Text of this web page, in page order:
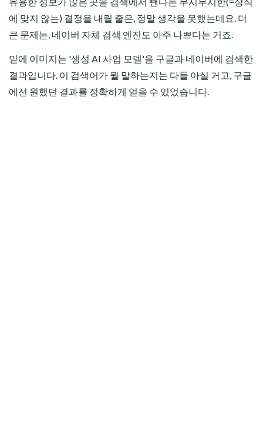
에 맞지 않는) 결정을 내릴 줄은, 정말 생각을 못했는데요. 더
큰 문제는, 네이버 자체 검색 엔진도 아주 나쁘다는 거죠.
밑에 이미지는 '생성 AI 사업 모델'을 구글과 네이버에 검색한
결과입니다. 이 검색어가 뭘 말하는지는 다들 아실 거고, 구글
에선 원했던 결과를 정확하게 얻을 수 있었습니다.